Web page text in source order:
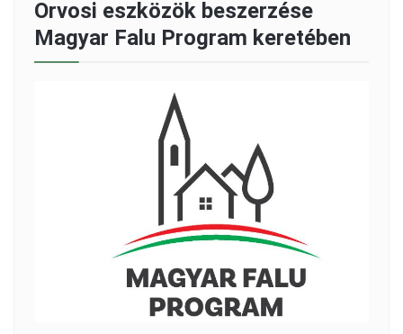
Orvosi eszközök beszerzése
Magyar Falu Program keretében